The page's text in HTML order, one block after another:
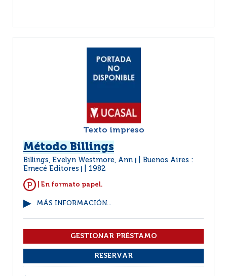
Texto impreso
Método Billings
Billings, Evelyn Westmore, Ann
Buenos Aires :
Emecé Editores
1982
| En formato papel.
MÁS INFORMACIÓN...